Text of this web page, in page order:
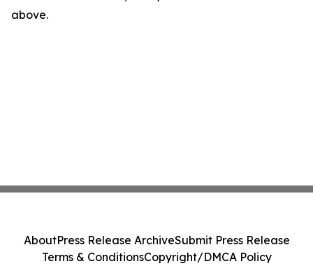
above.
AboutPress Release ArchiveSubmit Press Release
Terms & ConditionsCopyright/DMCA Policy